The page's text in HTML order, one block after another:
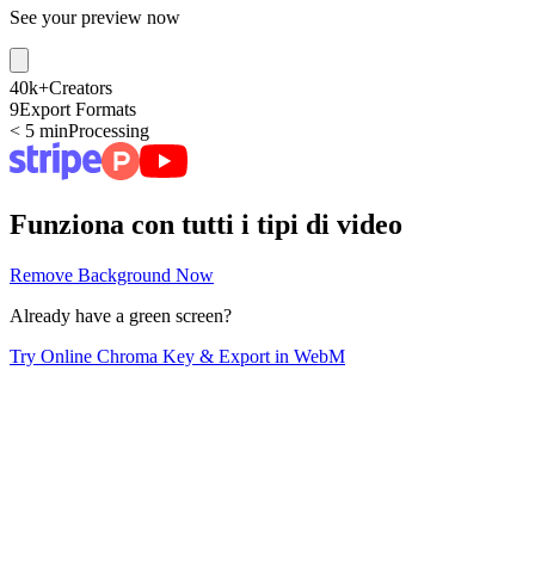
See your preview now
40k+Creators
9Export Formats
< 5 minProcessing
Funziona con tutti i tipi di video
Remove Background Now
Already have a green screen?
Try Online Chroma Key & Export in WebM